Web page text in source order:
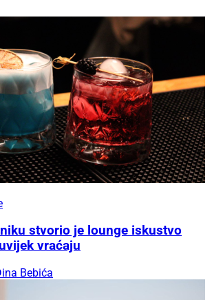
stvorio je lounge iskustvo
vraćaju
Bebića